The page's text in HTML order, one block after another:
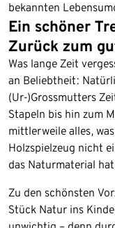
bekannten
Ein schöner
Zurück zum
Was lange Zeit
an Beliebtheit:
(Ur-)Grossmutters
Stapeln bis hin zum
mittlerweile alles,
Holzspielzeug nicht
das Naturmaterial
Zu den schönsten
Stück Natur ins